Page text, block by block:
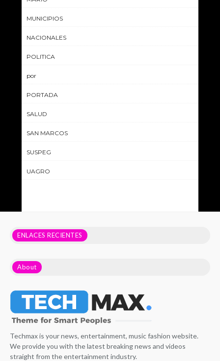
MUNICIPIOS
NACIONALES
POLITICA
por
PORTADA
SALUD
SAN MARCOS
SUSPEG
UAGRO
ENLACES RECIENTES
About
Techmax is your news, entertainment, music fashion website.
We provide you with the latest breaking news and videos
straight from the entertainment industry.